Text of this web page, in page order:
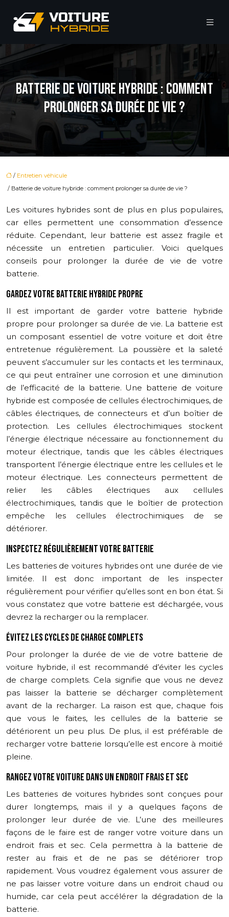
BATTERIE DE VOITURE HYBRIDE : COMMENT
PROLONGER SA DURÉE DE VIE ?
/ Entretien véhicule
/ Batterie de voiture hybride : comment prolonger sa durée de vie ?
Les voitures hybrides sont de plus en plus populaires,
car elles permettent une consommation d’essence
réduite. Cependant, leur batterie est assez fragile et
nécessite un entretien particulier. Voici quelques
conseils pour prolonger la durée de vie de votre
batterie.
GARDEZ VOTRE BATTERIE HYBRIDE PROPRE
Il est important de garder votre batterie hybride
propre pour prolonger sa durée de vie. La batterie est
un composant essentiel de votre voiture et doit être
entretenue régulièrement. La poussière et la saleté
peuvent s’accumuler sur les contacts et les terminaux,
ce qui peut entraîner une corrosion et une diminution
de l’efficacité de la batterie. Une batterie de voiture
hybride est composée de cellules électrochimiques, de
câbles électriques, de connecteurs et d’un boîtier de
protection. Les cellules électrochimiques stockent
l’énergie électrique nécessaire au fonctionnement du
moteur électrique, tandis que les câbles électriques
transportent l’énergie électrique entre les cellules et le
moteur électrique. Les connecteurs permettent de
relier les câbles électriques aux cellules
électrochimiques, tandis que le boîtier de protection
empêche les cellules électrochimiques de se
détériorer.
INSPECTEZ RÉGULIÈREMENT VOTRE BATTERIE
Les batteries de voitures hybrides ont une durée de vie
limitée. Il est donc important de les inspecter
régulièrement pour vérifier qu’elles sont en bon état. Si
vous constatez que votre batterie est déchargée, vous
devrez la recharger ou la remplacer.
ÉVITEZ LES CYCLES DE CHARGE COMPLETS
Pour prolonger la durée de vie de votre batterie de
voiture hybride, il est recommandé d’éviter les cycles
de charge complets. Cela signifie que vous ne devez
pas laisser la batterie se décharger complètement
avant de la recharger. La raison est que, chaque fois
que vous le faites, les cellules de la batterie se
détériorent un peu plus. De plus, il est préférable de
recharger votre batterie lorsqu’elle est encore à moitié
pleine.
RANGEZ VOTRE VOITURE DANS UN ENDROIT FRAIS ET SEC
Les batteries de voitures hybrides sont conçues pour
durer longtemps, mais il y a quelques façons de
prolonger leur durée de vie. L’une des meilleures
façons de le faire est de ranger votre voiture dans un
endroit frais et sec. Cela permettra à la batterie de
rester au frais et de ne pas se détériorer trop
rapidement. Vous voudrez également vous assurer de
ne pas laisser votre voiture dans un endroit chaud ou
humide, car cela peut accélérer la dégradation de la
batterie.